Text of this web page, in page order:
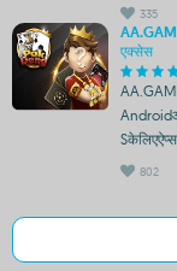
335
एक्सेस
802